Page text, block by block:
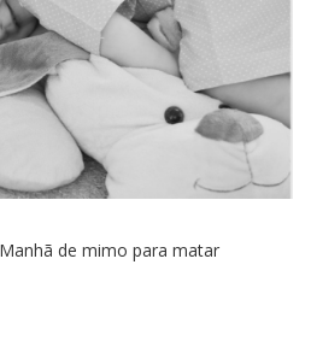
de mimo para matar